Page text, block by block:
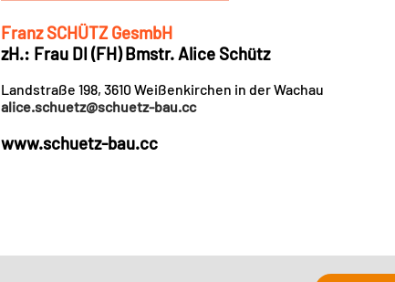
Franz SCHÜTZ GesmbH
zH.: Frau DI (FH) Bmstr. Alice Schütz
Landstraße 198, 3610 Weißenkirchen in der Wachau
alice.schuetz@schuetz-bau.cc
www.schuetz-bau.cc